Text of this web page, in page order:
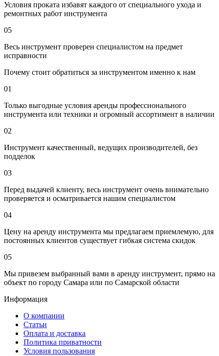
Условия проката избавят каждого от специального ухода и
ремонтных работ инструмента
05
Весь инструмент проверен специалистом на предмет
исправности
Почему стоит обратиться за инструментом именно к нам
01
Только выгодные условия аренды профессионального
инструмента или техники и огромный ассортимент в наличии
02
Инструмент качественный, ведущих производителей, без
подделок
03
Перед выдачей клиенту, весь инструмент очень внимательно
проверяется и осматривается нашим специалистом
04
Цену на аренду инструмента мы предлагаем приемлемую, для
постоянных клиентов существует гибкая система скидок
05
Мы привезем выбранный вами в аренду инструмент, прямо на
объект по городу Самара или по Самарской области
Информация
О компании
Статьи
Оплата и доставка
Политика приватности
Условия пользования